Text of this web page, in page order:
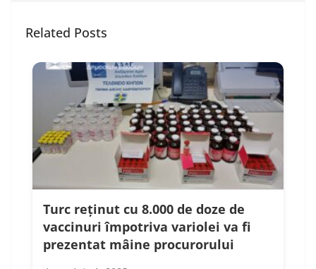
Related Posts
Turc reținut cu 8.000 de doze de
vaccinuri împotriva variolei va fi
prezentat mâine procurorului